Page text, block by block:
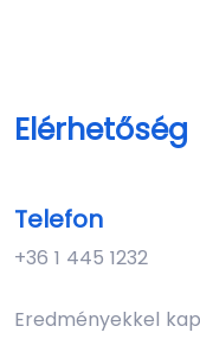
Elérhetőség
Telefon
+36 1 445 1232
Eredményekkel